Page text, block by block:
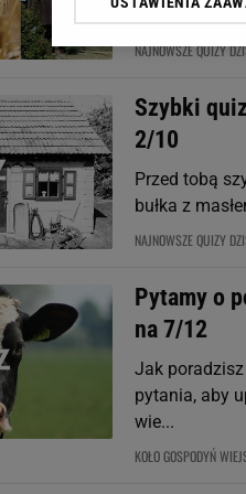
NAJNOWSZE QUIZY
Szybki
2/10
Przed tobą
bułka z
NAJNOWSZE QUIZY
Pytamy o
na 7/12
Jak
pytania, aby
wie...
KOŁO GOSPODYŃ
Klikając „Akceptuję”
dotyczące plików
plików cookie możliwa
My, nasi Zaufani
Użycie dokładnych
Przechowywanie
badnie odbiorców i